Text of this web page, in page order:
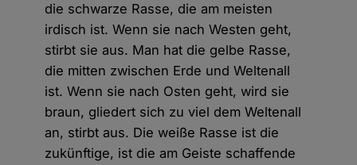
die schwarze Rasse, die am meisten
irdisch ist. Wenn sie nach Westen geht,
stirbt sie aus. Man hat die gelbe Rasse,
die mitten zwischen Erde und Weltenall
ist. Wenn sie nach Osten geht, wird sie
braun, gliedert sich zu viel dem Weltenall
an, stirbt aus. Die weiße Rasse ist die
zukünftige, ist die am Geiste schaffende